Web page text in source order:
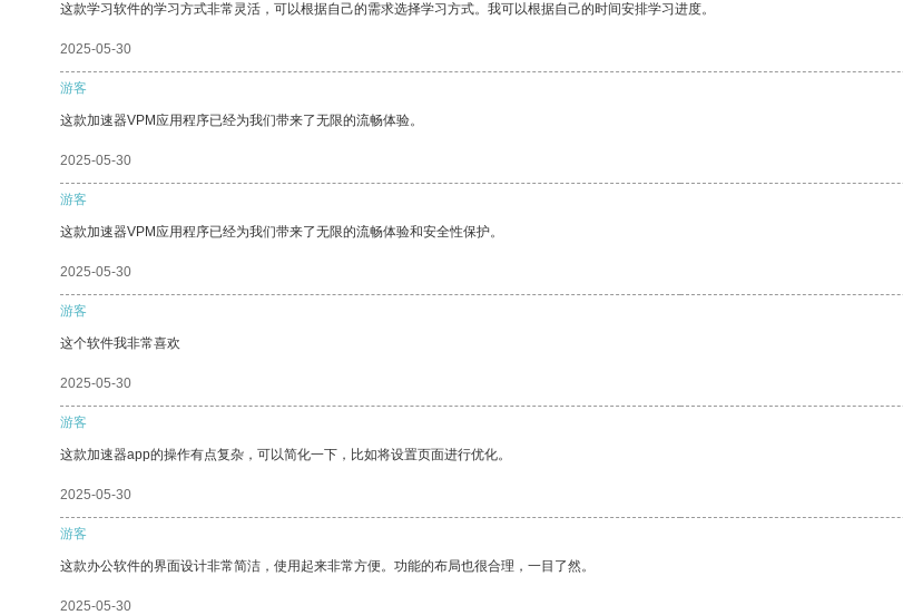
这款学习软件的学习方式非常灵活，可以根据自己的需求选择学习方式。我可以根据自己的时间安排学习进度。
2025-05-30
游客
这款加速器VPM应用程序已经为我们带来了无限的流畅体验。
2025-05-30
游客
这款加速器VPM应用程序已经为我们带来了无限的流畅体验和安全性保护。
2025-05-30
游客
这个软件我非常喜欢
2025-05-30
游客
这款加速器app的操作有点复杂，可以简化一下，比如将设置页面进行优化。
2025-05-30
游客
这款办公软件的界面设计非常简洁，使用起来非常方便。功能的布局也很合理，一目了然。
2025-05-30